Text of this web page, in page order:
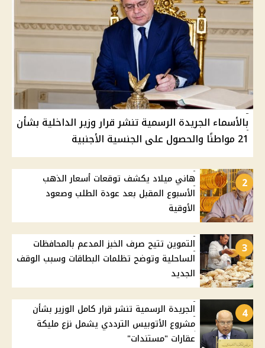
بالأسماء الجريدة الرسمية تنشر قرار وزير الداخلية بشأن
21 مواطنًا والحصول على الجنسية الأجنبية
2
هاني ميلاد يكشف توقعات أسعار الذهب
الأسبوع المقبل بعد عودة الطلب وصعود
الأوقية
3
التموين تتيح صرف الخبز المدعم بالمحافظات
الساحلية وتوضح تظلمات البطاقات وسبب الوقف
الجديد
4
الجريدة الرسمية تنشر قرار كامل الوزير بشأن
مشروع الأتوبيس الترددي يشمل نزع مليكة
عقارات "مستندات"